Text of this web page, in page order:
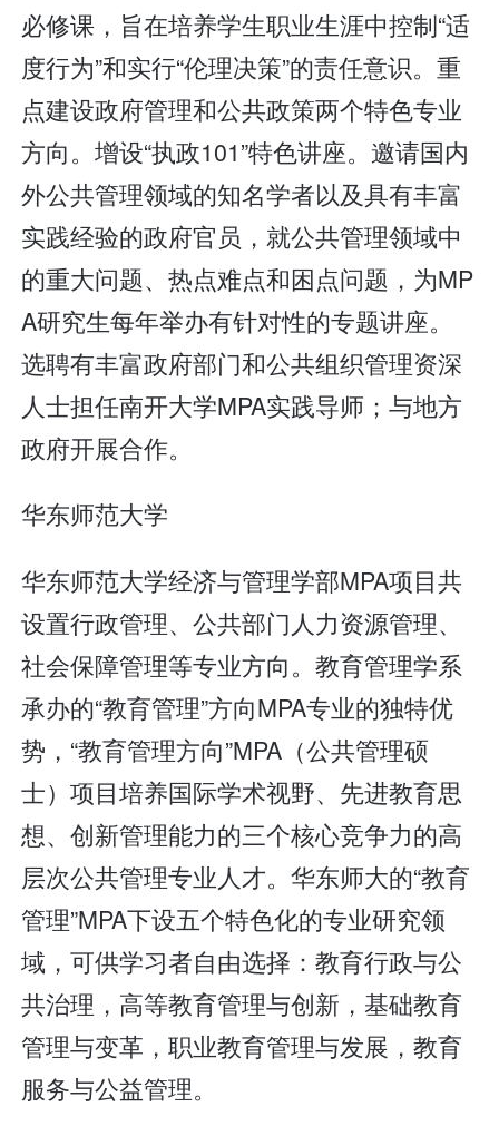
必修课，旨在培养学生职业生涯中控制“适
度行为”和实行“伦理决策”的责任意识。重
点建设政府管理和公共政策两个特色专业
方向。增设“执政101”特色讲座。邀请国内
外公共管理领域的知名学者以及具有丰富
实践经验的政府官员，就公共管理领域中
的重大问题、热点难点和困点问题，为MP
A研究生每年举办有针对性的专题讲座。
选聘有丰富政府部门和公共组织管理资深
人士担任南开大学MPA实践导师；与地方
政府开展合作。
华东师范大学
华东师范大学经济与管理学部MPA项目共
设置行政管理、公共部门人力资源管理、
社会保障管理等专业方向。教育管理学系
承办的“教育管理”方向MPA专业的独特优
势，“教育管理方向”MPA（公共管理硕
士）项目培养国际学术视野、先进教育思
想、创新管理能力的三个核心竞争力的高
层次公共管理专业人才。华东师大的“教育
管理”MPA下设五个特色化的专业研究领
域，可供学习者自由选择：教育行政与公
共治理，高等教育管理与创新，基础教育
管理与变革，职业教育管理与发展，教育
服务与公益管理。